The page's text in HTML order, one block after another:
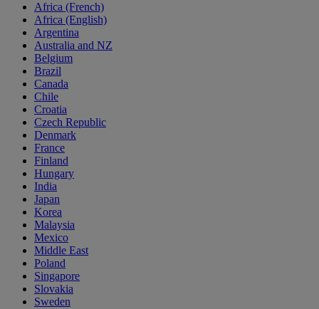
Africa (French)
Africa (English)
Argentina
Australia and NZ
Belgium
Brazil
Canada
Chile
Croatia
Czech Republic
Denmark
France
Finland
Hungary
India
Japan
Korea
Malaysia
Mexico
Middle East
Poland
Singapore
Slovakia
Sweden